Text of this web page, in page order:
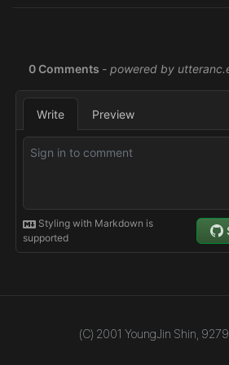
(C) 2001 YoungJin Shin, 9279